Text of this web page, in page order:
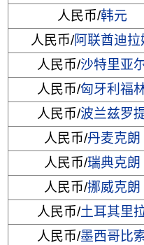
人民币/韩元
人民币/阿联酋迪拉
人民币/沙特里亚
人民币/匈牙利福
人民币/波兰兹罗
人民币/丹麦克朗
人民币/瑞典克朗
人民币/挪威克朗
人民币/土耳其里
人民币/墨西哥比